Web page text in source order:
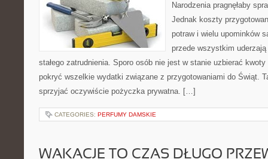
Narodzenia pragnęłaby
Jednak koszty
potraw i wielu upominków
przede wszystkim
stałego zatrudnienia. Sporo osób nie jest w stanie uzbierać kwoty
pokryć wszelkie wydatki związane z przygotowaniami do Świąt.
sprzyjać oczywiście pożyczka prywatna. […]
CATEGORIES: PERFUMY DAMSKIE
WAKACJE TO CZAS DŁUGO